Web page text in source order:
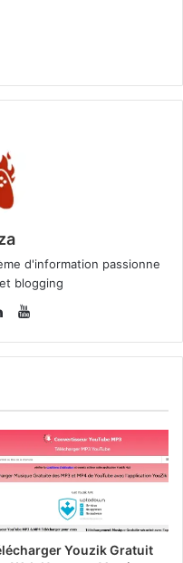
d'information passionne
blogging
YouTube
Youzik Gratuit